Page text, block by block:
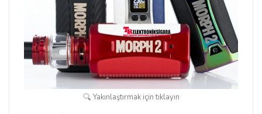
Yakınlaştırmak için tıklayın